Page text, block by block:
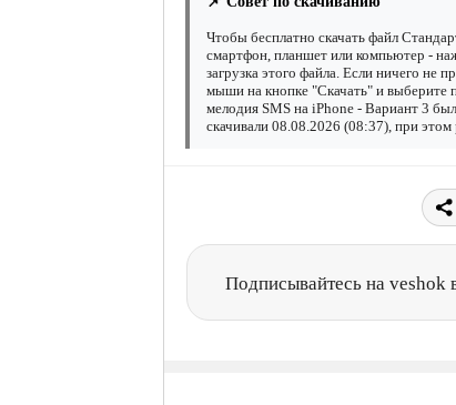
Чтобы бесплатно скачать файл
смартфон, планшет или компьютер -
загрузка этого файла. Если ничего не
мыши на кнопке "Скачать" и выберите
мелодия SMS на iPhone - Вариант 3
скачивали 08.08.2026 (08:37), при
Подписывайтесь на veshok